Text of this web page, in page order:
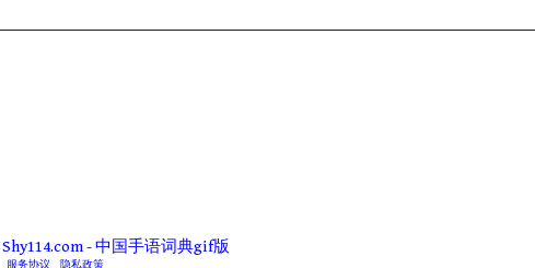
Shy114.com - 中国手语词典gif版
服务协议 隐私政策